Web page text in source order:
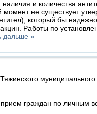
и количества
момент не существует
который бы
Работы по
дальше »
муниципального
граждан по личным